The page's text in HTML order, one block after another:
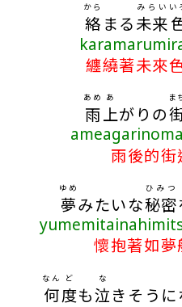
絡
から
まる未来
みらい い
纏繞著未來
雨
あめ
上
あ
がりの
ま
雨後的
夢
ゆめ
みたいな秘密
ひみつ
懷抱著如夢
何
なん
度
ど
も泣
な
きそう